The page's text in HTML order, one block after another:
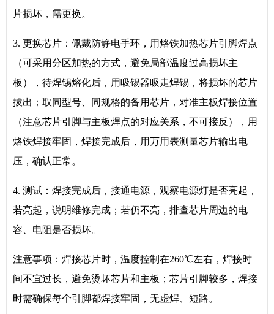
片损坏，需更换。
3. 更换芯片：佩戴防静电手环，用烙铁加热芯片引脚焊点
（可采用分区加热的方式，避免局部温度过高损坏主
板），待焊锡熔化后，用吸锡器吸走焊锡，将损坏的芯片
拔出；取同型号、同规格的备用芯片，对准主板焊接位置
（注意芯片引脚与主板焊点的对应关系，不可接反），用
烙铁焊接牢固，焊接完成后，用万用表测量芯片输出电
压，确认正常。
4. 测试：焊接完成后，接通电源，观察电源灯是否亮起，
若亮起，说明维修完成；若仍不亮，排查芯片周边的电
容、电阻是否损坏。
注意事项：焊接芯片时，温度控制在260℃左右，焊接时
间不宜过长，避免烫坏芯片和主板；芯片引脚较多，焊接
时需确保每个引脚都焊接牢固，无虚焊、短路。